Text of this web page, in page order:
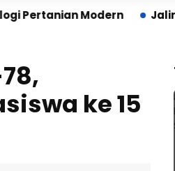
Modern Jalin Sinergi,
ke 15